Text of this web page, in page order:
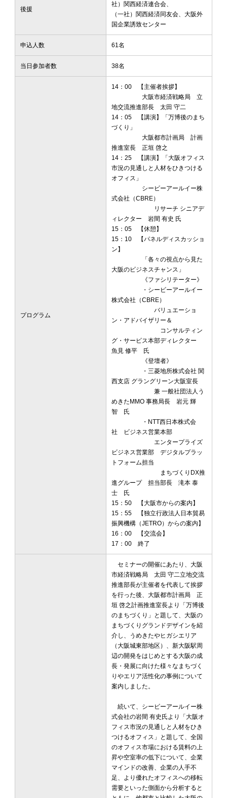
後援
社）関西経済連合会、
（一社）関西経済同友会、大阪外
国企業誘致センター
申込人数 61名
当日参加者数 38名
プログラム
14：00 【主催者挨拶】
大阪市経済戦略局 立
地交流推進部長 太田 守二
14：05 【講演】「万博後のまち
づくり」
大阪都市計画局 計画
推進室長 正垣 啓之
14：25 【講演】「大阪オフィス
市況の見通しと人材をひきつける
オフィス」
シービーアールイー株
式会社（CBRE）
リサーチ シニアデ
ィレクター 岩間 有史 氏
15：05 【休憩】
15：10 【パネルディスカッショ
ン】
「各々の視点から見た
大阪のビジネスチャンス」
《ファシリテーター》
・シービーアールイー
株式会社（CBRE）
バリュエーショ
ン・アドバイザリー＆
コンサルティン
グ・サービス本部ディレクター
魚見 修平 氏
《登壇者》
・三菱地所株式会社 関
西支店 グラングリーン大阪室長
兼 一般社団法人う
めきたMMO 事務局長 岩元 輝
智 氏
・NTT西日本株式会
社 ビジネス営業本部
エンタープライズ
ビジネス営業部 デジタルプラッ
トフォーム担当
まちづくりDX推
進グループ 担当部長 滝本 泰
士 氏
15：50 【大阪市からの案内】
15：55 【独立行政法人日本貿易
振興機構（JETRO）からの案内】
16：00 【交流会】
17：00 終了
セミナーの開催にあたり、大阪
市経済戦略局 太田 守二立地交流
推進部長が主催者を代表して挨拶
を行った後、大阪都市計画局 正
垣 啓之計画推進室長より「万博後
のまちづくり」と題して、大阪の
まちづくりグランドデザインを紹
介し、うめきたやヒガシエリア
（大阪城東部地区）、新大阪駅周
辺の開発をはじめとする大阪の成
長・発展に向けた様々なまちづく
りやエリア活性化の事例について
案内しました。
続いて、シービーアールイー株
式会社の岩間 有史氏より「大阪オ
フィス市況の見通しと人材をひき
つけるオフィス」と題して、全国
のオフィス市場における賃料の上
昇や空室率の低下について、企業
マインドの改善、企業の人手不
足、より優れたオフィスへの移転
需要といった側面から分析すると